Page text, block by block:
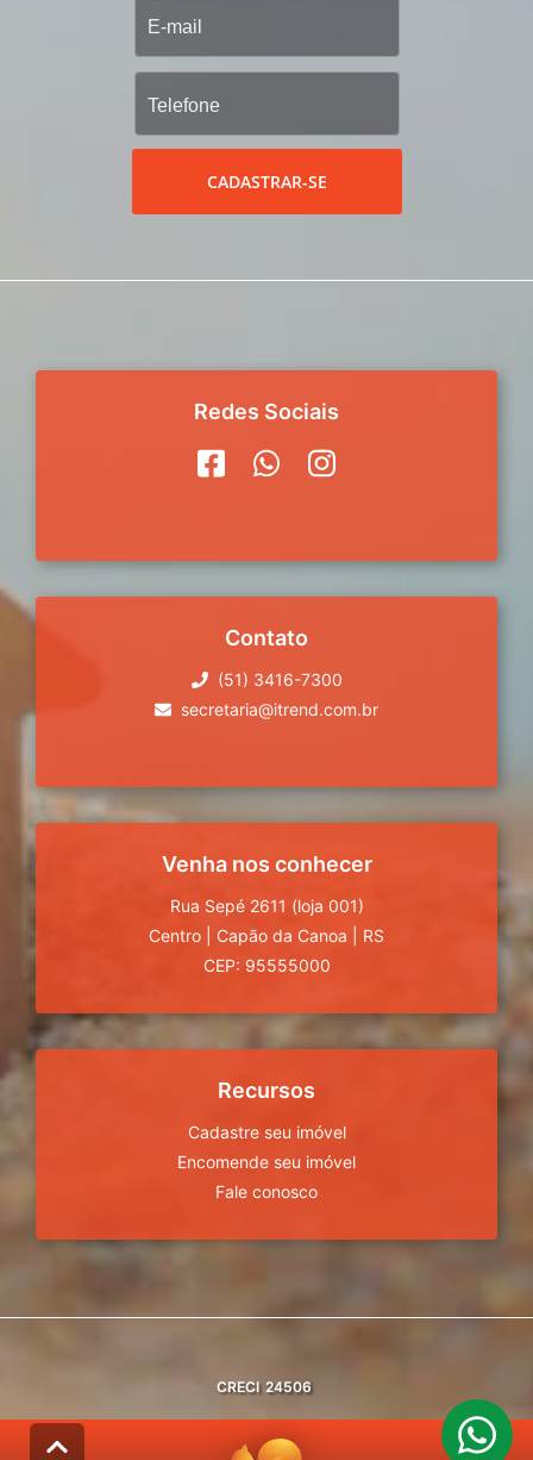
CADASTRAR-SE
Redes Sociais
Contato
(51) 3416-7300
secretaria@itrend.com.br
Venha nos conhecer
Rua Sepé 2611 (loja 001)
Centro
Capão da Canoa
RS
CEP: 95555000
Recursos
Cadastre seu imóvel
Encomende seu imóvel
Fale conosco
CRECI 24506